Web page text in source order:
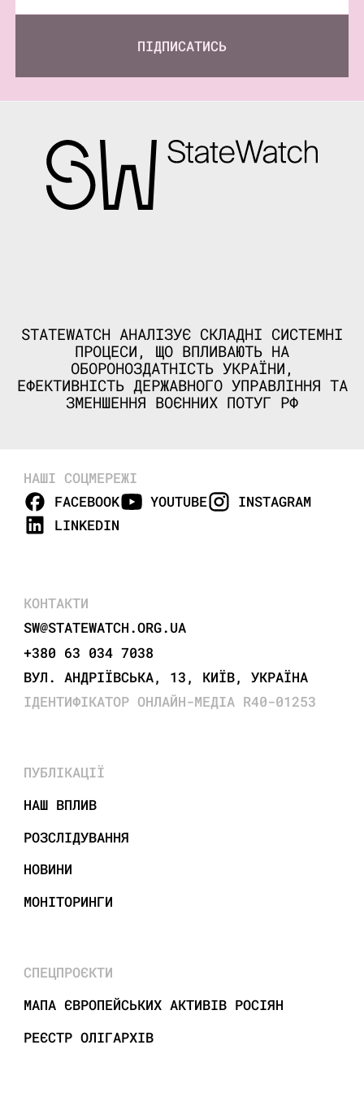
ПІДПИСАТИСЬ
STATEWATCH АНАЛІЗУЄ СКЛАДНІ СИСТЕМНІ
ПРОЦЕСИ, ЩО ВПЛИВАЮТЬ НА
ОБОРОНОЗДАТНІСТЬ УКРАЇНИ,
ЕФЕКТИВНІСТЬ ДЕРЖАВНОГО УПРАВЛІННЯ ТА
ЗМЕНШЕННЯ ВОЄННИХ ПОТУГ РФ
НАШІ СОЦМЕРЕЖІ
FACEBOOK
YOUTUBE
INSTAGRAM
LINKEDIN
КОНТАКТИ
SW@STATEWATCH.ORG.UA
+380 63 034 7038
ВУЛ. АНДРІЇВСЬКА, 13, КИЇВ, УКРАЇНА
ІДЕНТИФІКАТОР ОНЛАЙН-МЕДІА R40-01253
ПУБЛІКАЦІЇ
НАШ ВПЛИВ
РОЗСЛІДУВАННЯ
НОВИНИ
МОНІТОРИНГИ
СПЕЦПРОЄКТИ
МАПА ЄВРОПЕЙСЬКИХ АКТИВІВ РОСІЯН
РЕЄСТР ОЛІГАРХІВ